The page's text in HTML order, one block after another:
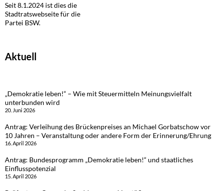
Seit 8.1.2024 ist dies die
Stadtratswebseite für die
Partei BSW.
Aktuell
„Demokratie leben!“ – Wie mit Steuermitteln Meinungsvielfalt
unterbunden wird
20. Juni 2026
Antrag: Verleihung des Brückenpreises an Michael Gorbatschow vor
10 Jahren – Veranstaltung oder andere Form der Erinnerung/Ehrung
16. April 2026
Antrag: Bundesprogramm „Demokratie leben!“ und staatliches
Einflusspotenzial
15. April 2026